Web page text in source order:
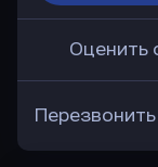
Оценить
Перезвонить